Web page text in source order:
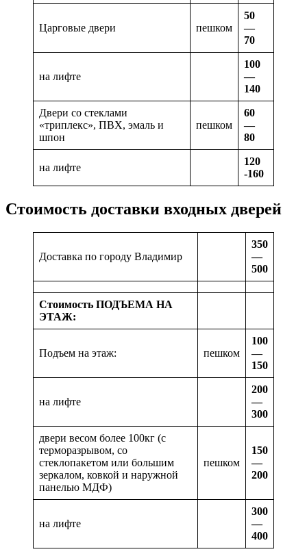
Царговые двери пешком
50
—
70
на лифте
100
—
140
Двери со стеклами
«триплекс», ПВХ, эмаль и
шпон
пешком
60
—
80
на лифте
120
-160
Стоимость доставки входных дверей
Доставка по городу Владимир
350
—
500
Стоимость ПОДЪЕМА НА
ЭТАЖ:
Подъем на этаж: пешком
100
—
150
на лифте
200
—
300
двери весом более 100кг (с
терморазрывом, со
стеклопакетом или большим
зеркалом, ковкой и наружной
панелью МДФ)
пешком
150
—
200
на лифте
300
—
400